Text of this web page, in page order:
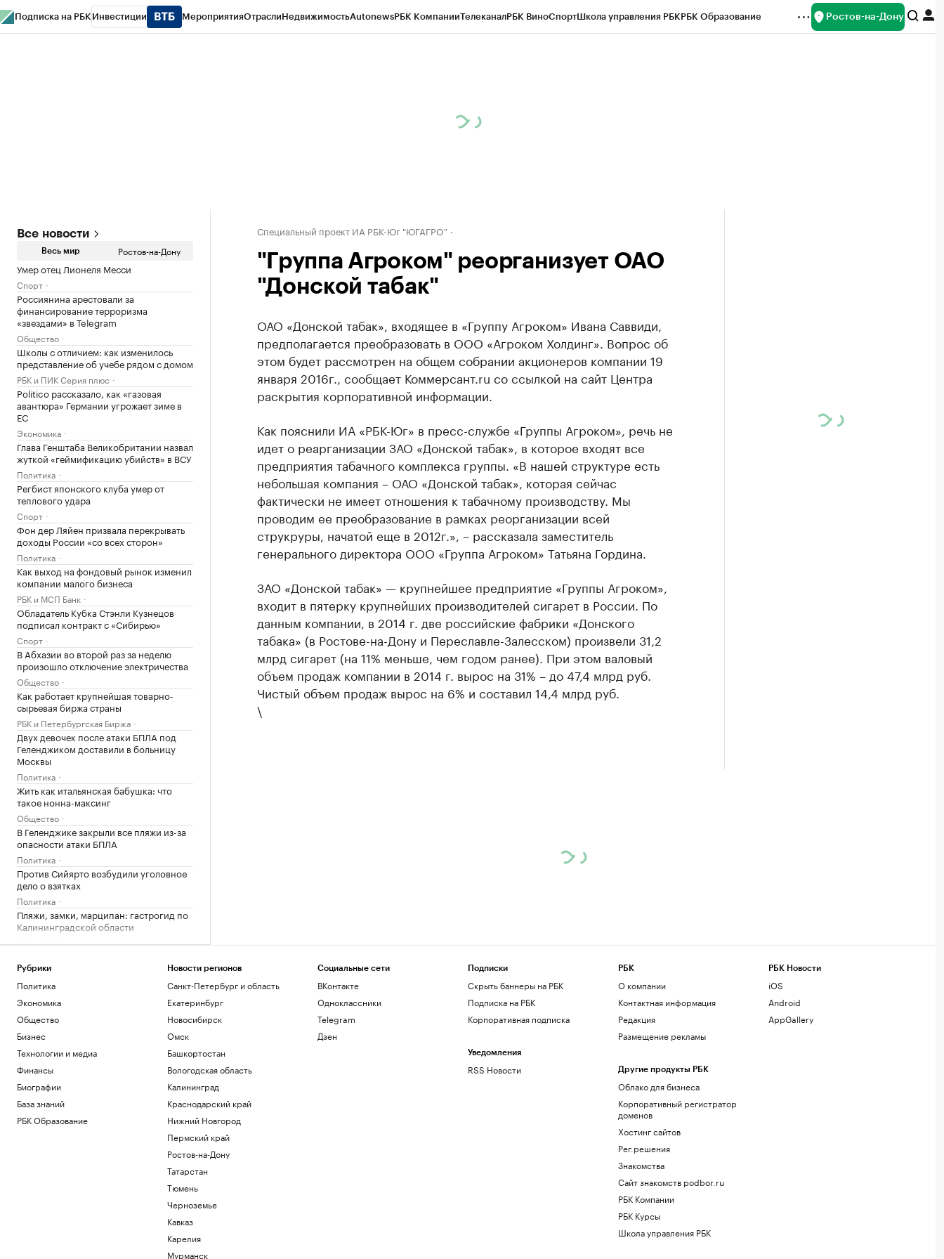
Подписка на РБК Инвестиции МероприятияОтраслиНедвижимостьAutonewsРБК КомпанииТелеканалРБК ВиноСпортШкола управления РБКРБК Образование Ростов-на-Дону
Все новости
Весь мир Ростов-на-Дону
Умер отец Лионеля Месси
Спорт
Россиянина арестовали за
финансирование терроризма
«звездами» в Telegram
Общество
Школы с отличием: как изменилось
представление об учебе рядом с домом
РБК и ПИК Серия плюс
Politico рассказало, как «газовая
авантюра» Германии угрожает зиме в
ЕС
Экономика
Глава Генштаба Великобритании назвал
жуткой «геймификацию убийств» в ВСУ
Политика
Регбист японского клуба умер от
теплового удара
Спорт
Фон дер Ляйен призвала перекрывать
доходы России «со всех сторон»
Политика
Как выход на фондовый рынок изменил
компании малого бизнеса
РБК и МСП Банк
Обладатель Кубка Стэнли Кузнецов
подписал контракт с «Сибирью»
Спорт
В Абхазии во второй раз за неделю
произошло отключение электричества
Общество
Как работает крупнейшая товарно-
сырьевая биржа страны
РБК и Петербургская Биржа
Двух девочек после атаки БПЛА под
Геленджиком доставили в больницу
Москвы
Политика
Жить как итальянская бабушка: что
такое нонна-максинг
Общество
В Геленджике закрыли все пляжи из-за
опасности атаки БПЛА
Политика
Против Сийярто возбудили уголовное
дело о взятках
Политика
Пляжи, замки, марципан: гастрогид по
Калининградской области
РБК и РСХБ
пострадавших за сутки при атаках ВСУ
Политика
В Ассоциации футбола Аргентины
призвали оставить Месси в покое после
ЧМ
Спорт
Мяч, которым Марадона забил гол
«рукой Бога», выставят на аукцион
Общество
В Красноярском крае начали поиски
семьи с ребенком, пропавшей на реке
Кан
Специальный проект ИА РБК-Юг "ЮГАГРО"
"Группа Агроком" реорганизует ОАО
"Донской табак"
ОАО «Донской табак», входящее в «Группу Агроком» Ивана Саввиди,
предполагается преобразовать в ООО «Агроком Холдинг». Вопрос об
этом будет рассмотрен на общем собрании акционеров компании 19
января 2016г., сообщает Коммерсант.ru со ссылкой на сайт Центра
раскрытия корпоративной информации.
Как пояснили ИА «РБК-Юг» в пресс-службе «Группы Агроком», речь не
идет о реарганизации ЗАО «Донской табак», в которое входят все
предприятия табачного комплекса группы. «В нашей структуре есть
небольшая компания – ОАО «Донской табак», которая сейчас
фактически не имеет отношения к табачному производству. Мы
проводим ее преобразование в рамках реорганизации всей
струкруры, начатой еще в 2012г.», – рассказала заместитель
генерального директора ООО «Группа Агроком» Татьяна Гордина.
ЗАО «Донской табак» — крупнейшее предприятие «Группы Агроком»,
входит в пятерку крупнейших производителей сигарет в России. По
данным компании, в 2014 г. две российские фабрики «Донского
табака» (в Ростове-на-Дону и Переславле-Залесском) произвели 31,2
млрд сигарет (на 11% меньше, чем годом ранее). При этом валовый
объем продаж компании в 2014 г. вырос на 31% – до 47,4 млрд руб.
Чистый объем продаж вырос на 6% и составил 14,4 млрд руб.
\
Рубрики
Политика
Экономика
Общество
Бизнес
Технологии и медиа
Финансы
Биографии
База знаний
РБК Образование
Новости регионов
Санкт-Петербург и область
Екатеринбург
Новосибирск
Омск
Башкортостан
Вологодская область
Калининград
Краснодарский край
Нижний Новгород
Пермский край
Ростов-на-Дону
Татарстан
Тюмень
Черноземье
Кавказ
Карелия
Мурманск
Социальные сети
ВКонтакте
Одноклассники
Telegram
Дзен
Подписки
Скрыть баннеры на РБК
Подписка на РБК
Корпоративная подписка
Уведомления
RSS Новости
РБК
О компании
Контактная информация
Редакция
Размещение рекламы
Другие продукты РБК
Облако для бизнеса
Корпоративный регистратор
доменов
Хостинг сайтов
Рег.решения
Знакомства
Сайт знакомств podbor.ru
РБК Компании
РБК Курсы
Школа управления РБК
РБК Новости
iOS
Android
AppGallery